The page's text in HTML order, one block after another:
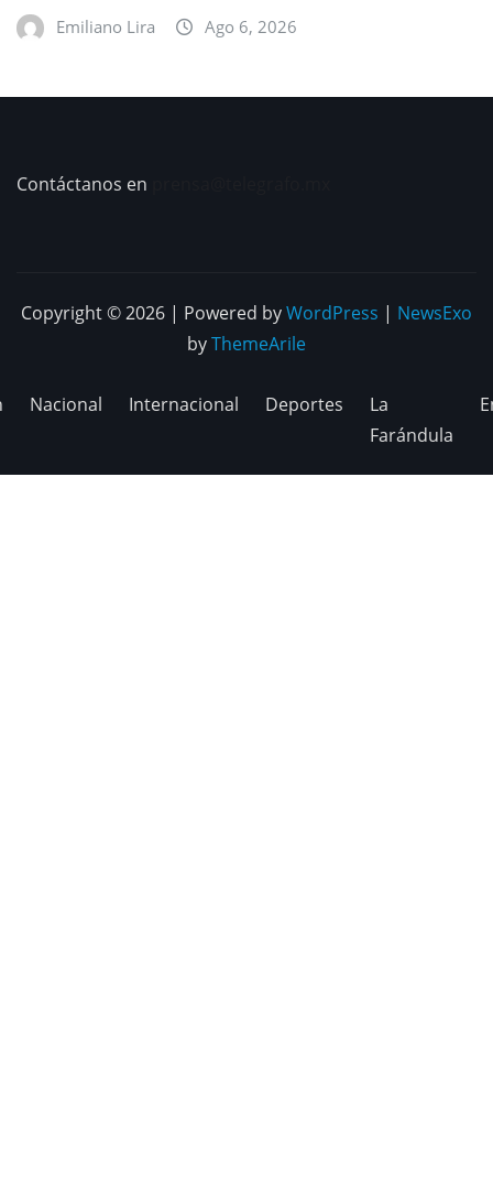
Emiliano Lira Ago 6, 2026
Contáctanos en
Copyright © 2026 | Powered byWordPress | NewsExo
byThemeArile
Nacional Internacional Deportes
La
Farándula